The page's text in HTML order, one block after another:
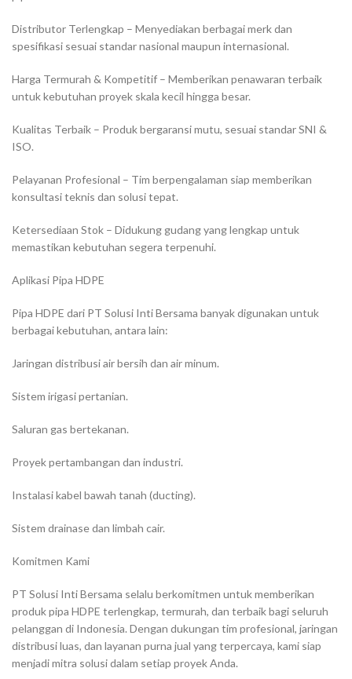
Distributor Terlengkap – Menyediakan berbagai merk dan
spesifikasi sesuai standar nasional maupun internasional.
Harga Termurah & Kompetitif – Memberikan penawaran terbaik
untuk kebutuhan proyek skala kecil hingga besar.
Kualitas Terbaik – Produk bergaransi mutu, sesuai standar SNI &
ISO.
Pelayanan Profesional – Tim berpengalaman siap memberikan
konsultasi teknis dan solusi tepat.
Ketersediaan Stok – Didukung gudang yang lengkap untuk
memastikan kebutuhan segera terpenuhi.
Aplikasi Pipa HDPE
Pipa HDPE dari PT Solusi Inti Bersama banyak digunakan untuk
berbagai kebutuhan, antara lain:
Jaringan distribusi air bersih dan air minum.
Sistem irigasi pertanian.
Saluran gas bertekanan.
Proyek pertambangan dan industri.
Instalasi kabel bawah tanah (ducting).
Sistem drainase dan limbah cair.
Komitmen Kami
PT Solusi Inti Bersama selalu berkomitmen untuk memberikan
produk pipa HDPE terlengkap, termurah, dan terbaik bagi seluruh
pelanggan di Indonesia. Dengan dukungan tim profesional, jaringan
distribusi luas, dan layanan purna jual yang terpercaya, kami siap
menjadi mitra solusi dalam setiap proyek Anda.